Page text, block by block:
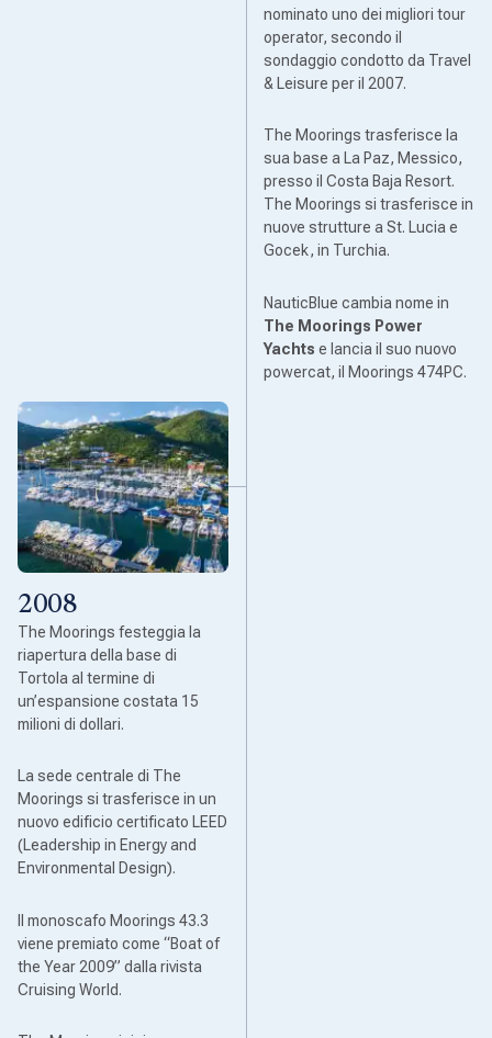
nominato uno dei migliori tour
operator, secondo il
sondaggio condotto da Travel
& Leisure per il 2007.
The Moorings trasferisce la
sua base a La Paz, Messico,
presso il Costa Baja Resort.
The Moorings si trasferisce in
nuove strutture a St. Lucia e
Gocek, in Turchia.
NauticBlue cambia nome in
The Moorings Power
Yachts e lancia il suo nuovo
powercat, il Moorings 474PC.
2008
The Moorings festeggia la
riapertura della base di
Tortola al termine di
un’espansione costata 15
milioni di dollari.
La sede centrale di The
Moorings si trasferisce in un
nuovo edificio certificato LEED
(Leadership in Energy and
Environmental Design).
Il monoscafo Moorings 43.3
viene premiato come “Boat of
the Year 2009” dalla rivista
Cruising World.